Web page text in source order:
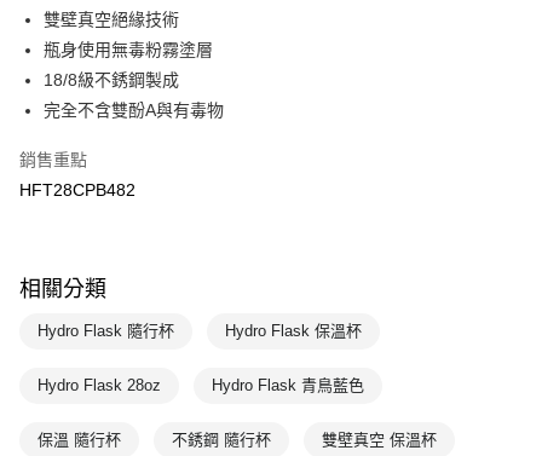
每筆NT$100，滿NT$1,500(含以上)免運費
宅配-本島
每筆NT$100，滿NT$1,500(含以上)免運費
雙壁真空絕緣技術
瓶身使用無毒粉霧塗層
18/8級不銹鋼製成
完全不含雙酚A與有毒物
銷售重點
HFT28CPB482
相關分類
Hydro Flask 隨行杯 Hydro Flask 保溫杯
Hydro Flask 28oz Hydro Flask 青鳥藍色
保溫 隨行杯 不銹鋼 隨行杯 雙壁真空 保溫杯